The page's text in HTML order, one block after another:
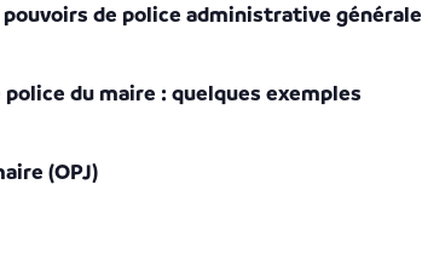
pouvoirs de police administrative générale
du maire : quelques exemples
(OPJ)